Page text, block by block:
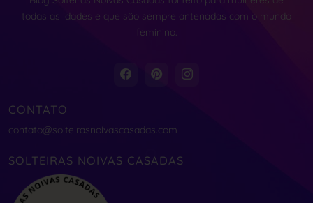
todas as idades e que são sempre antenadas com o mundo
feminino.
CONTATO
contato@solteirasnoivascasadas.com
SOLTEIRAS NOIVAS CASADAS